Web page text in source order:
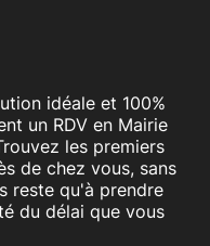
idéale et 100%
un RDV en Mairie
les premiers
de chez vous, sans
reste qu'à prendre
du délai que vous